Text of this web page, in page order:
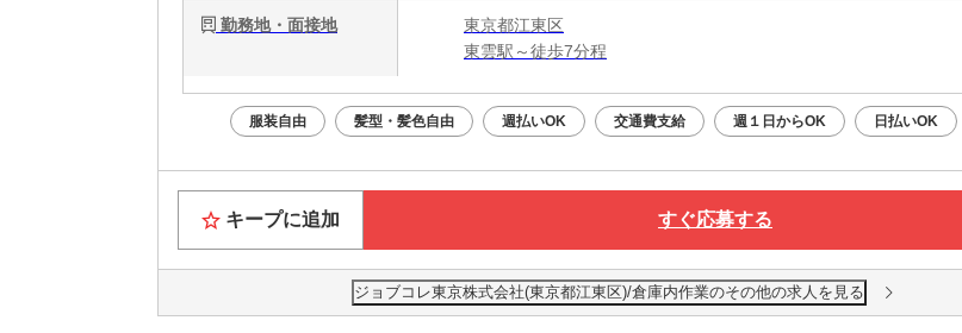
勤務地・面接地
東京都江東区
東雲駅～徒歩7分程
服装自由 髪型・髪色自由 週払いOK 交通費支給 週１日からOK 日払いOK
キープに追加 すぐ応募する
ジョブコレ東京株式会社(東京都江東区)/倉庫内作業のその他の求人を見る